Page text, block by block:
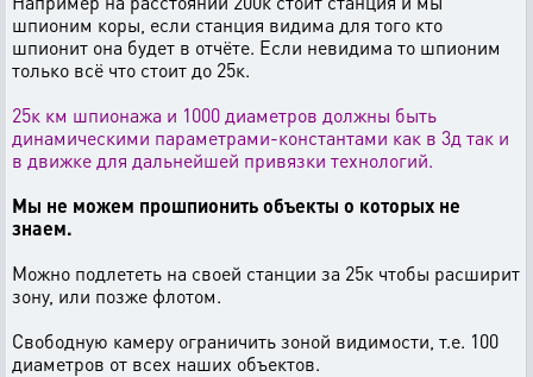
шпионим коры, если станция видима для того кто
шпионит она будет в отчёте. Если невидима то шпионим
только всё что стоит до 25к.
25к км шпионажа и 1000 диаметров должны быть
динамическими параметрами-константами как в 3д так и
в движке для дальнейшей привязки технологий.
Мы не можем прошпионить объекты о которых не
знаем.
Можно подлететь на своей станции за 25к чтобы расширит
зону, или позже флотом.
Свободную камеру ограничить зоной видимости, т.е. 100
диаметров от всех наших объектов.